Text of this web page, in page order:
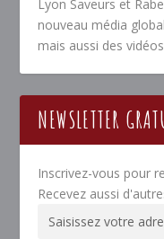
Lyon Saveurs et
nouveau média
mais aussi des
NEWSLETTER
Inscrivez-vous pour
Recevez aussi